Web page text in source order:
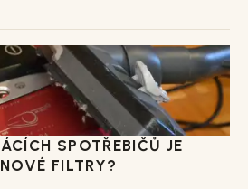
SPOTŘEBIČŮ JE
FILTRY?